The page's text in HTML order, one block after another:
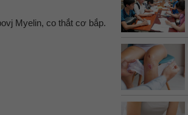
Myelin, co thắt cơ bắp.